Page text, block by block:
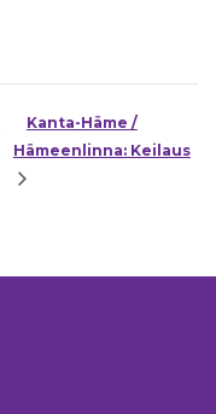
Kanta-Häme /
Hämeenlinna: Keilaus